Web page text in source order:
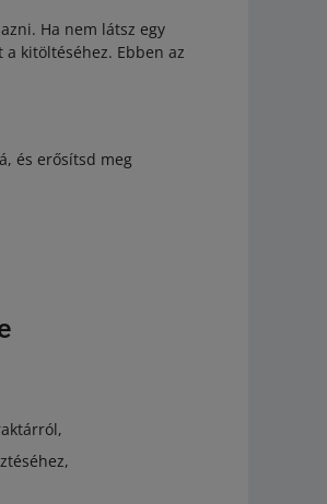
Ha nem látsz egy
kitöltéséhez. Ebben az
és erősítsd meg